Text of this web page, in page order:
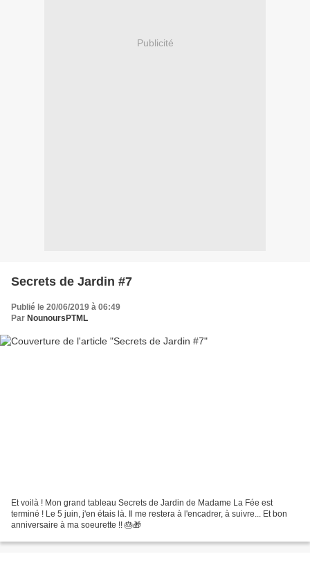
Publicité
Secrets de Jardin #7
Publié le 20/06/2019 à 06:49
Par NounoursPTML
Et voilà ! Mon grand tableau Secrets de Jardin de Madame La Fée est
terminé ! Le 5 juin, j'en étais là. Il me restera à l'encadrer, à suivre... Et bon
anniversaire à ma soeurette !! 🎂🎁